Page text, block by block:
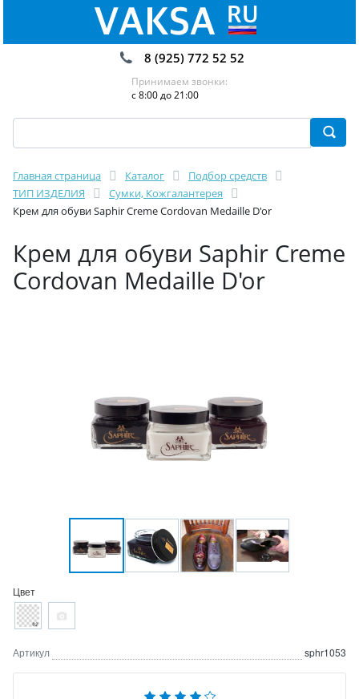
8 (925) 772 52 52
Принимаем звонки:
с 8:00 до 21:00
Главная страница Каталог
Подбор средств
ТИП ИЗДЕЛИЯ
Сумки, Кожгалантерея
Крем для обуви Saphir Creme Cordovan Medaille D'or
Крем для обуви Saphir Creme
Cordovan Medaille D'or
Цвет
Артикул sphr1053